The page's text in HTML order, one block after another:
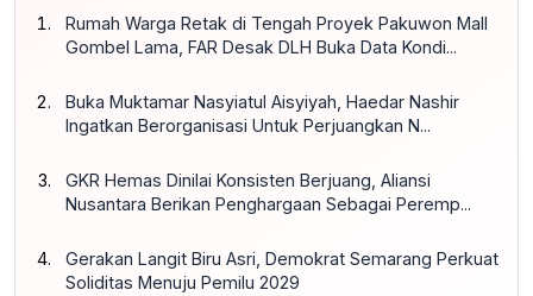
Rumah Warga Retak di Tengah Proyek Pakuwon Mall
Gombel Lama, FAR Desak DLH Buka Data Kondi...
Buka Muktamar Nasyiatul Aisyiyah, Haedar Nashir
Ingatkan Berorganisasi Untuk Perjuangkan N...
GKR Hemas Dinilai Konsisten Berjuang, Aliansi
Nusantara Berikan Penghargaan Sebagai Peremp...
Gerakan Langit Biru Asri, Demokrat Semarang Perkuat
Soliditas Menuju Pemilu 2029